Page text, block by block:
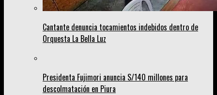
Cantante denuncia tocamientos indebidos dentro de
Orquesta La Bella Luz
Presidenta Fujimori anuncia S/140 millones para
descolmatación en Piura